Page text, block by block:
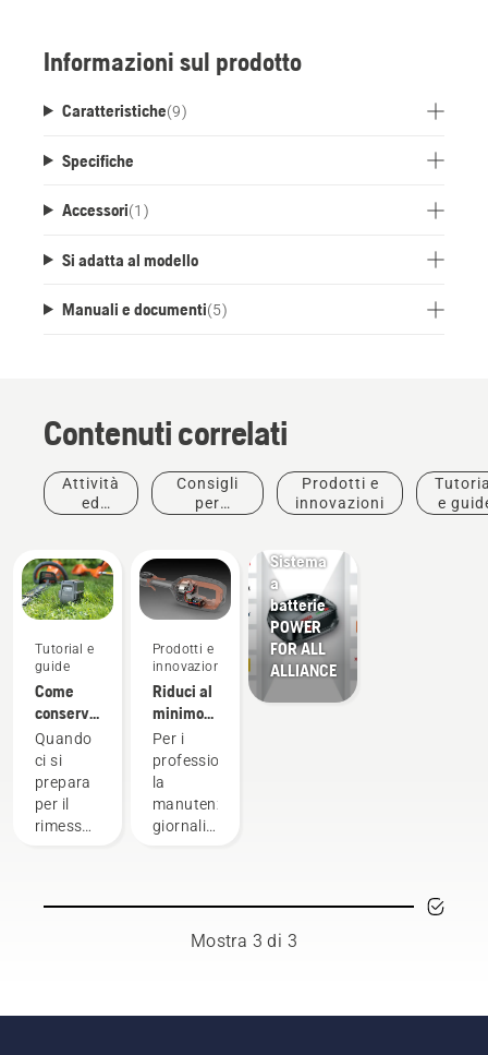
e riduce il rischio che l'imbragatura si bagni e si
Informazioni sul prodotto
Caratteristiche(9)
Specifiche
Accessori(1 )
Si adatta al modello
Manuali e documenti(5)
Contenuti correlati
Attività
ed
Consigli
per
Prodotti e
innovazioni
e
Tutorial e
guide
Come
conservare
la
batteria
Husqvarna
in
inverno
Quando
ci si
prepara
per il
rimessaggio
Prodotti e
innovazioni
Riduci al
minimo
la
manutenzione
con i
prodotti a
batteria.
Per i
professionisti,
la
manutenzione
giornaliera
attività
Prodotti e
Sistema
a
batterie
POWER
FOR ALL
ALLIANCE
Mostra 3 di 3